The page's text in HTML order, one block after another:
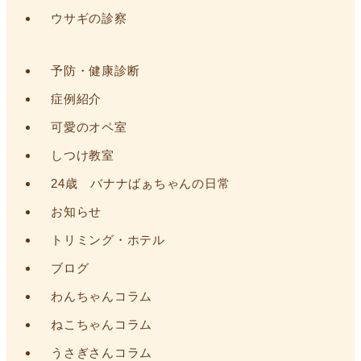
ウサギの診察
予防・健康診断
症例紹介
可愛のオペ室
しつけ教室
24歳 バナナばぁちゃんの日常
お知らせ
トリミング・ホテル
ブログ
わんちゃんコラム
ねこちゃんコラム
うさぎさんコラム